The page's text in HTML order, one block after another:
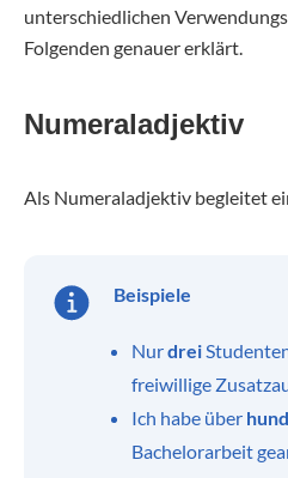
unterschiedlichen
Folgenden genauer erklärt.
Numeraladjektiv
Als Numeraladjektiv begleitet
Beispiele
Nurdrei
freiwillige
Ich habe über
Bachelorarbeit